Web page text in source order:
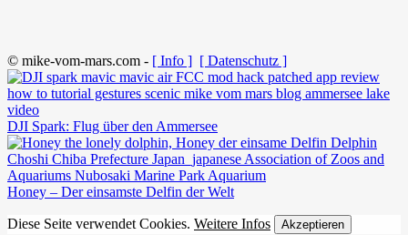
© mike-vom-mars.com - [ Info ] [ Datenschutz ]
DJI Spark: Flug über den Ammersee
Honey – Der einsamste Delfin der Welt
Diese Seite verwendet Cookies. Weitere Infos Akzeptieren